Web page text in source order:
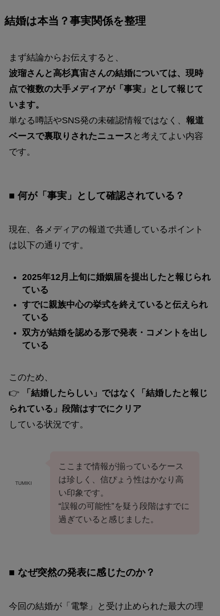
結婚は本当？事実関係を整理
まず結論からお伝えすると、
波瑠さんと高杉真宙さんの結婚については、現時
点で複数の大手メディアが「事実」として報じて
います。
単なる噂話やSNS発の未確認情報ではなく、 報道
ベースで裏取りされたニュース と考えてよい内容
です。
■ 何が「事実」として確認されている？
現在、各メディアの報道で共通しているポイント
は以下の通りです。
2025年12月上旬に婚姻届を提出したと報じられ
ている
すでに親族中心の挙式を終えていると伝えられ
ている
双方が結婚を認める形で発表・コメントを出し
ている
このため、
👉
「結婚したらしい」ではなく「結婚したと報じ
られている」段階はすでにクリア
している状況です。
TUMIKI
ここまで情報が揃っているケース
は珍しく、信ぴょう性はかなり高
い印象です。
“誤報の可能性”を疑う段階はすでに
過ぎていると感じました。
■ なぜ突然の発表に感じたのか？
今回の結婚が「電撃」と受け止められた最大の理